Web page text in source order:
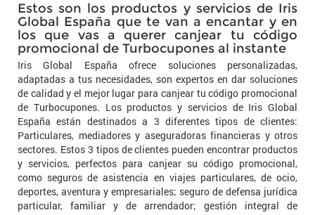
Estos son los productos y servicios de Iris
Global España que te van a encantar y en
los que vas a querer canjear tu código
promocional de Turbocupones al instante
Iris Global España ofrece soluciones personalizadas,
adaptadas a tus necesidades, son expertos en dar soluciones
de calidad y el mejor lugar para canjear tu código promocional
de Turbocupones. Los productos y servicios de Iris Global
España están destinados a 3 diferentes tipos de clientes:
Particulares, mediadores y aseguradoras financieras y otros
sectores. Estos 3 tipos de clientes pueden encontrar productos
y servicios, perfectos para canjear su código promocional,
como seguros de asistencia en viajes particulares, de ocio,
deportes, aventura y empresariales; seguro de defensa jurídica
particular, familiar y de arrendador; gestión integral de